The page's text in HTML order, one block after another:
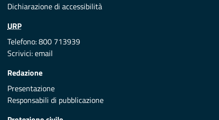
Dichiarazione di accessibilità
URP
Telefono: 800 713939
Scrivici:email
Redazione
Presentazione
Responsabili di pubblicazione